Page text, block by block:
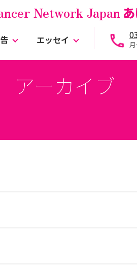
Network Japan
エッセイ
アーカイブ